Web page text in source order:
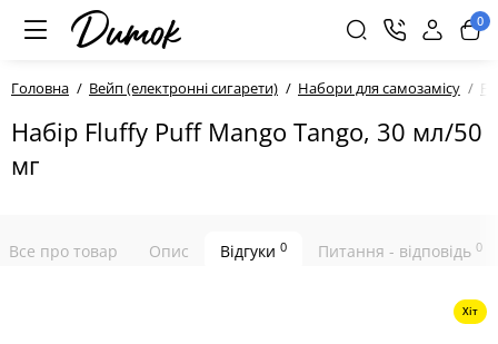
0
Головна Вейп (електронні сигарети) Набори для самозамісу
Набір Fluffy Puff Mango Tango, 30 мл/50
мг
Все про товар Опис Відгуки 0 Питання - відповідь 0
Хіт